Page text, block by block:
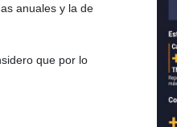
anuales y la de
que por lo